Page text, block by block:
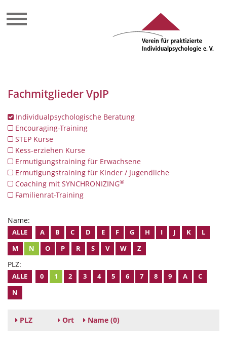
Fachmitglieder VpIP
Individualpsychologische Beratung
Encouraging-Training
STEP Kurse
Kess-erziehen Kurse
Ermutigungstraining für Erwachsene
Ermutigungstraining für Kinder / Jugendliche
Coaching mit SYNCHRONIZING®
Familienrat-Training
Name:
ALLE A B C D E F G H I J K
L
M
N O P R S V W Z
PLZ:
ALLE 0 1 2 3 4 5 6 7 8 9 A
C
N
PLZ Ort Name (0)